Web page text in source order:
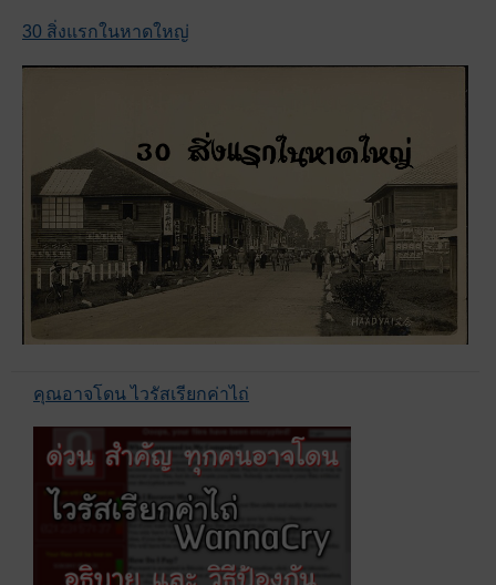
30 สิ่งแรกในหาดใหญ่
คุณอาจโดน ไวรัสเรียกค่าไถ่